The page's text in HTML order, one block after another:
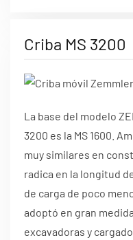
Criba MS 3200
La base del modelo
3200 es la MS 1600.
muy similares en
radica en la longitud
de carga de poco
adoptó en gran
excavadoras y